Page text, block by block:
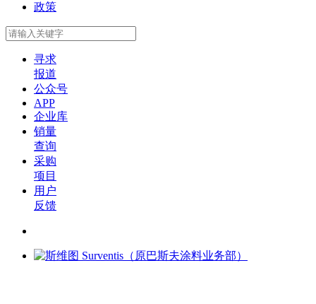
政策
寻求
报道
公众号
APP
企业库
销量
查询
采购
项目
用户
反馈